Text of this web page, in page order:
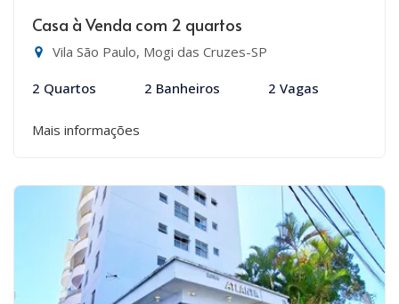
Casa à Venda com 2 quartos
Vila São Paulo, Mogi das Cruzes-SP
2 Quartos 2 Banheiros 2 Vagas
Mais informações